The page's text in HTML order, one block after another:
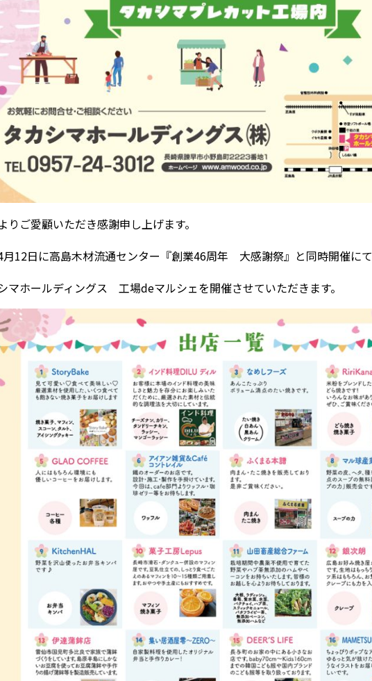
りご愛顧いただき感謝申し上げます。
月12日に高島木材流通センター『創業46周年 大感謝祭』と同時開催にて
マホールディングス 工場deマルシェを開催させていただきます。